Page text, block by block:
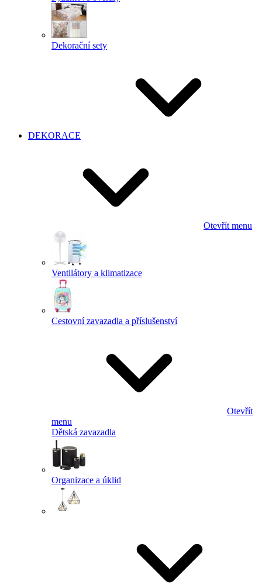
Dekorační sety
DEKORACE
Otevřít menu
Ventilátory a klimatizace
Cestovní zavazadla a příslušenství
Otevřít
menu
Dětská zavazadla
Organizace a úklid